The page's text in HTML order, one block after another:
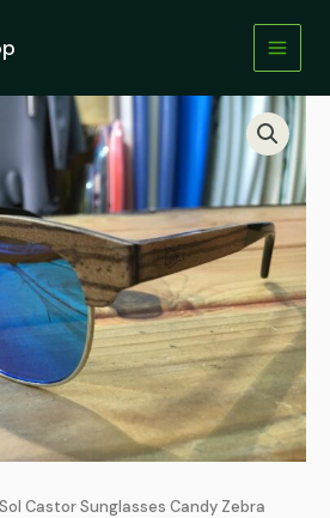
Castor Sunglasses Candy Zebra